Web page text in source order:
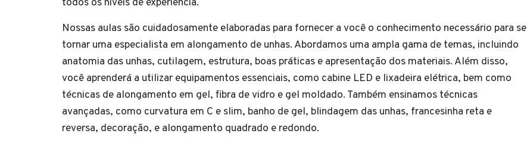
Nossas aulas são cuidadosamente elaboradas para fornecer a você o conhecimento necessário para se
tornar uma especialista em alongamento de unhas. Abordamos uma ampla gama de temas, incluindo
anatomia das unhas, cutilagem, estrutura, boas práticas e apresentação dos materiais. Além disso,
você aprenderá a utilizar equipamentos essenciais, como cabine LED e lixadeira elétrica, bem como
técnicas de alongamento em gel, fibra de vidro e gel moldado. Também ensinamos técnicas
avançadas, como curvatura em C e slim, banho de gel, blindagem das unhas, francesinha reta e
reversa, decoração, e alongamento quadrado e redondo.